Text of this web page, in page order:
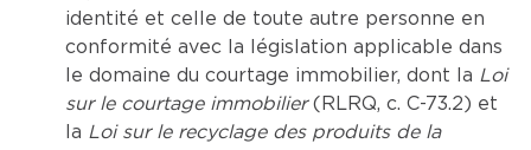
identité et celle de toute autre personne en
conformité avec la législation applicable dans
le domaine du courtage immobilier, dont la Loi
sur le courtage immobilier(RLRQ, c. C-73.2) et
la Loi sur le recyclage des produits de la